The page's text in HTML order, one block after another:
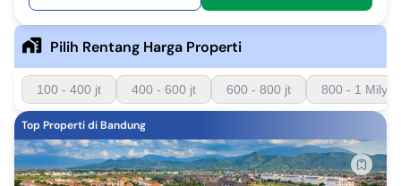
Pilih Rentang Harga Properti
100 - 400 jt 400 - 600 jt 600 - 800 jt 800 - 1 Milyar
Top Properti di Bandung